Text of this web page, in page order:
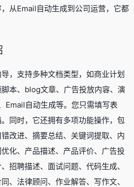
从Email自动生成到公司运营，它都
，支持多种文档类型，如商业计划
本、blog文章、广告投放内容、演
Email自动生成等。您只需填写表
同时，它还拥有多项功能操作，包
改进、摘要总结、关键词提取、内
化、产品描述、产品评价、广告投
招聘描述、面试问题、代码生成、
、法律顾问、作业解答、写作文、